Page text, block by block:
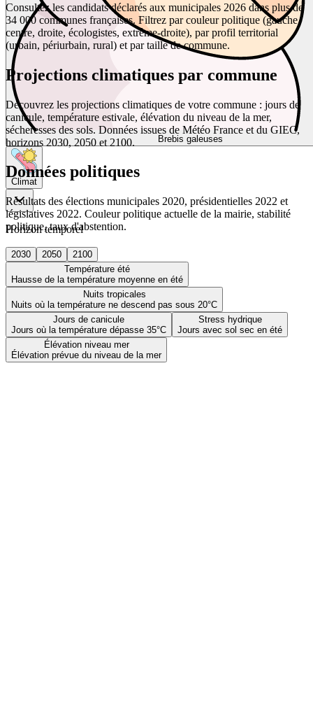
Brebis galeuses
Climat
Horizon temporel
2030 2050
2100
Température été
Hausse de la température moyenne en été
Nuits tropicales
Nuits où la température ne descend pas sous 20°C
Jours de canicule
Jours où la température dépasse 35°C
Stress hydrique
Jours avec sol sec en été
Élévation niveau mer
Élévation prévue du niveau de la mer
Consultez les candidats déclarés aux municipales 2026 dans plus de
34 000 communes françaises. Filtrez par couleur politique (gauche,
centre, droite, écologistes, extrême-droite), par profil territorial
(urbain, périurbain, rural) et par taille de commune.
Projections climatiques par commune
Découvrez les projections climatiques de votre commune : jours de
canicule, température estivale, élévation du niveau de la mer,
sécheresses des sols. Données issues de Météo France et du GIEC,
horizons 2030, 2050 et 2100.
Données politiques
Résultats des élections municipales 2020, présidentielles 2022 et
législatives 2022. Couleur politique actuelle de la mairie, stabilité
politique, taux d'abstention.